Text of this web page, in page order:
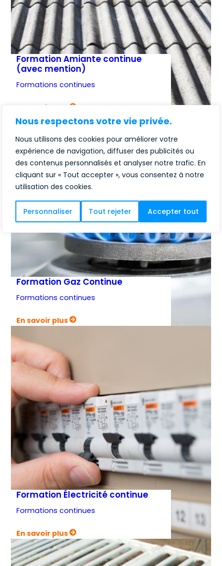
Nous respectons votre vie privée.
Nous utilisons des cookies pour améliorer votre
expérience de navigation, diffuser des publicités ou
des contenus personnalisés et analyser notre trafic. En
cliquant sur « Tout accepter », vous consentez à notre
utilisation des cookies.
Personnaliser Tout rejeter Accepter tout
Formation Amiante continue
(avec mention)
Formations continues
En savoir plus
Formation
continue
(avec
mention)
Formation Gaz Continue
Formations continues
En savoir plus
:
Formation Électricité continue
Formations continues
En savoir plus
:
Formation
Électricité